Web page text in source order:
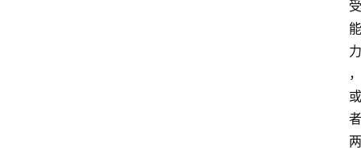
受
能
力
，
或
者
两